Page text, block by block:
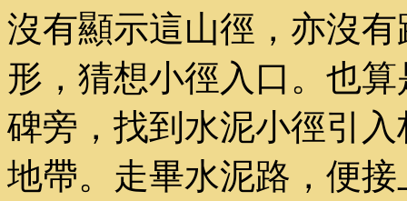
沒有顯示這山徑，亦沒
形，猜想小徑入口。也
碑旁，找到水泥小徑引
地帶。走畢水泥路，便